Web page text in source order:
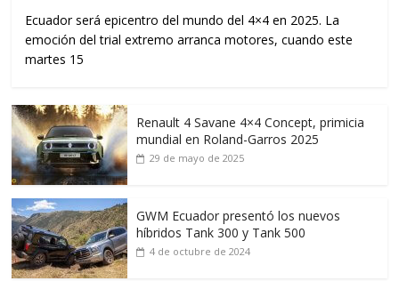
Ecuador será epicentro del mundo del 4×4 en 2025. La
emoción del trial extremo arranca motores, cuando este
martes 15
Renault 4 Savane 4×4 Concept, primicia
mundial en Roland-Garros 2025
29 de mayo de 2025
GWM Ecuador presentó los nuevos
híbridos Tank 300 y Tank 500
4 de octubre de 2024